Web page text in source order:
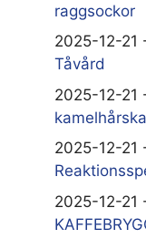
raggsockor
2025-12-21
Tåvård
2025-12-21
2025-12-21
2025-12-21